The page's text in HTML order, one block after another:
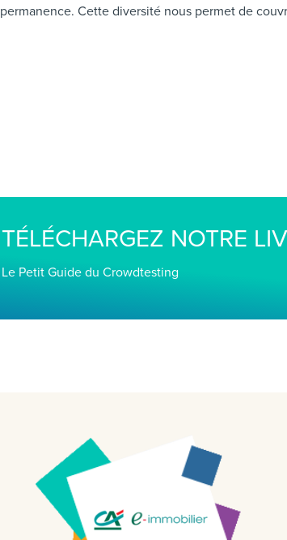
permanence. Cette diversité nous permet de
TÉLÉCHARGEZ NOTRE
Le Petit Guide du Crowdtesting